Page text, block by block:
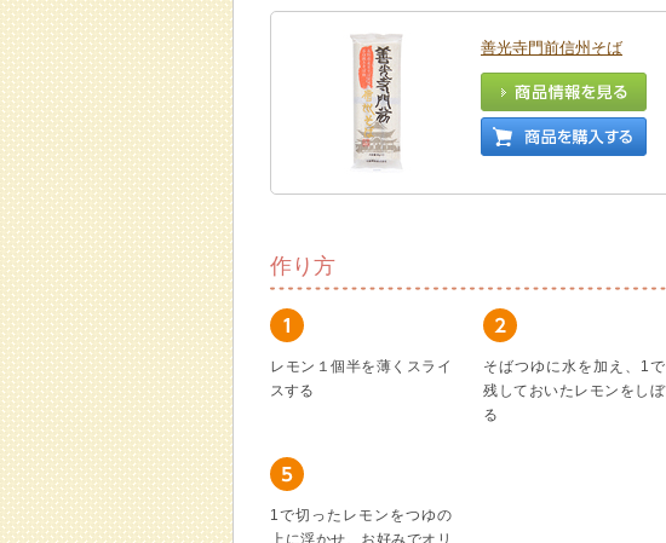
善光寺門前信州そば
作り方
レモン１個半を薄くスライ
スする
そばつゆに水を加え、1で
残しておいたレモンをしぼ
る
1で切ったレモンをつゆの
上に浮かせ、お好みでオリ